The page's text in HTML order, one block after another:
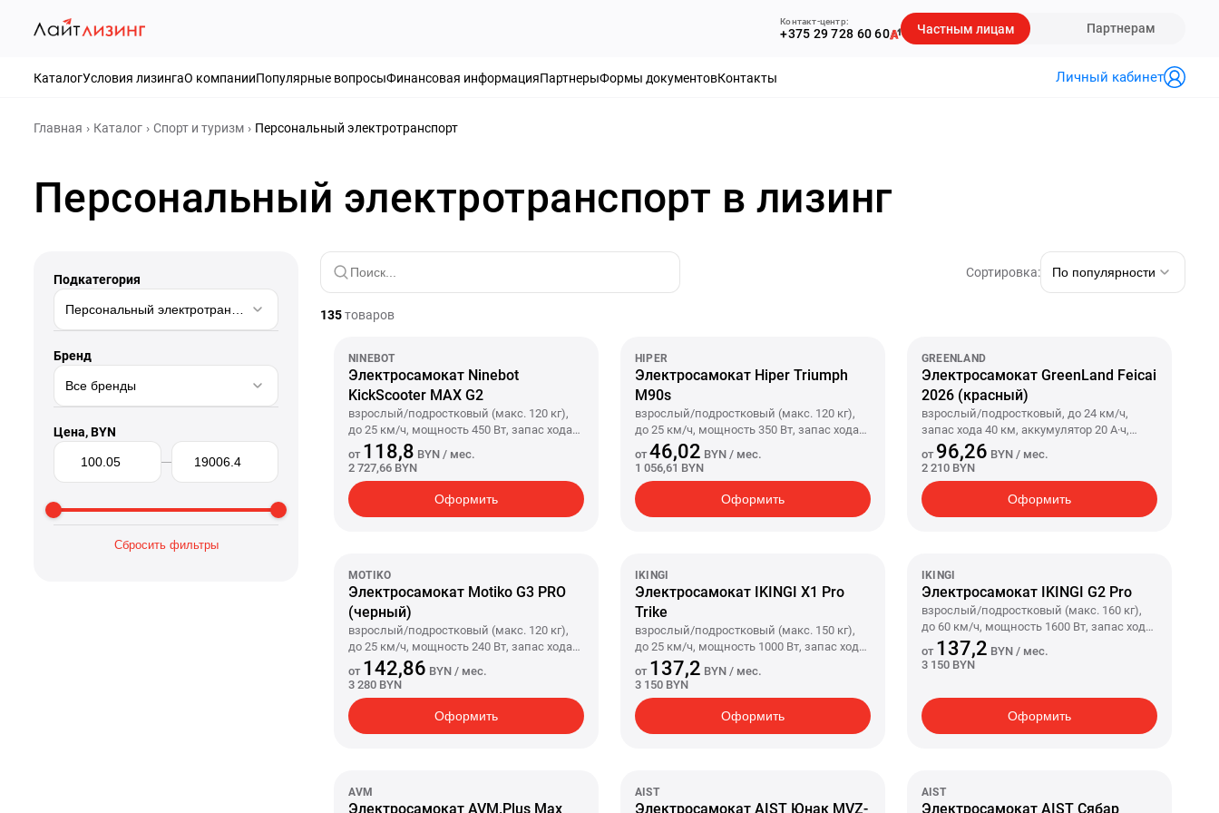
Контакт-центр:
+375 29 728 60 60 Частным лицам Партнерам
КаталогУсловия лизингаО компанииПопулярные вопросыФинансовая информацияПартнерыФормы документовКонтакты Личный кабинет
Главная Каталог Спорт и туризм Персональный электротранспорт
Персональный электротранспорт в лизинг
Подкатегория
Персональный электротранспорт
Бренд
Все бренды
Цена, BYN
Сбросить фильтры
Сортировка: По популярности
135товаров
NINEBOT
Электросамокат Ninebot
KickScooter MAX G2
взрослый/подростковый (макс. 120 кг),
до 25 км/ч, мощность 450 Вт, запас хода
75 км, аккумулятор 15.3 А·ч, задний
привод, колеса 10"/10", вес 24.3 кг
от 118,8 BYN / мес.
2 727,66 BYN
Оформить
HIPER
Электросамокат Hiper Triumph
M90s
взрослый/подростковый (макс. 120 кг),
до 25 км/ч, мощность 350 Вт, запас хода
25 км, аккумулятор 7.5 А·ч, передний
привод, колеса 8.5"/8.5", вес 16 кг
от46,02 BYN / мес.
1 056,61 BYN
Оформить
GREENLAND
Электросамокат GreenLand Feicai
2026 (красный)
взрослый/подростковый, до 24 км/ч,
запас хода 40 км, аккумулятор 20 А·ч,
задний привод, колеса 14"/14", вес 65 кг
от 96,26 BYN / мес.
2 210 BYN
Оформить
MOTIKO
Электросамокат Motiko G3 PRO
(черный)
взрослый/подростковый (макс. 120 кг),
до 25 км/ч, мощность 240 Вт, запас хода
45 км, аккумулятор 18 А·ч, полный
привод, колеса 11"/11", вес 33 кг
от 142,86 BYN / мес.
3 280 BYN
Оформить
IKINGI
Электросамокат IKINGI X1 Pro
Trike
взрослый/подростковый (макс. 150 кг),
до 25 км/ч, мощность 1000 Вт, запас хода
50 км, аккумулятор 23 А·ч, вес 65 кг
от 137,2 BYN / мес.
3 150 BYN
Оформить
IKINGI
Электросамокат IKINGI G2 Pro
взрослый/подростковый (макс. 160 кг),
до 60 км/ч, мощность 1600 Вт, запас хода
45 км, аккумулятор 20 А·ч, колеса 10"/10",
вес 43 кг
от 137,2 BYN / мес.
3 150 BYN
Оформить
AVM
Электросамокат AVM.Plus Max
AIST
Электросамокат AIST Юнак MVZ-
AIST
Электросамокат AIST Сябар